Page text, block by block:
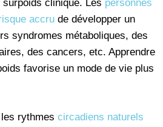
surpoids clinique. Les personnes
accru de développer un
syndromes métaboliques, des
des cancers, etc. Apprendre
favorise un mode de vie plus
rythmes circadiens naturels